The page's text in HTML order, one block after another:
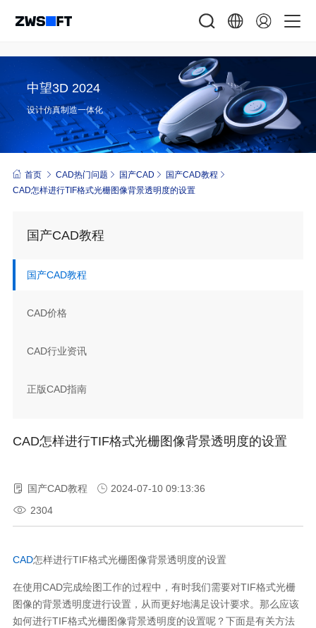
中望3D 2024
设计仿真制造一体化
首页 CAD热门问题 国产CAD
国产CAD教程
CAD怎样进行TIF格式光栅图像背景透明度的设置
国产CAD教程
国产CAD教程
CAD价格
CAD行业资讯
正版CAD指南
CAD怎样进行TIF格式光栅图像背景透明度的设置
国产CAD教程
2024-07-10 09:13:36
2304
CAD怎样进行TIF格式光栅图像背景透明度的设置
在使用CAD完成绘图工作的过程中，有时我们需要对TIF格式光栅
图像的背景透明度进行设置，从而更好地满足设计要求。那么应该
如何进行TIF格式光栅图像背景透明度的设置呢？下面是有关方法